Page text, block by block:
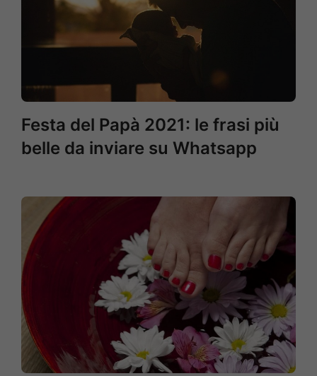
Festa del Papà 2021: le frasi più
belle da inviare su Whatsapp